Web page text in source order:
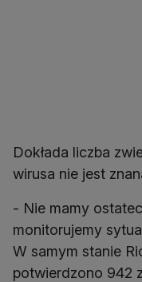
Dokłada liczba
wirusa nie jest
- Nie mamy
monitorujemy
W samym stanie
potwierdzono 942